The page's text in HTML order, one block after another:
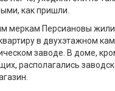
как пришли.
меркам Персиановы жили
в двухэтажном
заводе. В доме,
располагались